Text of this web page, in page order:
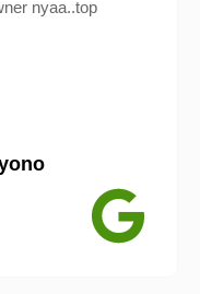
nyaa..top